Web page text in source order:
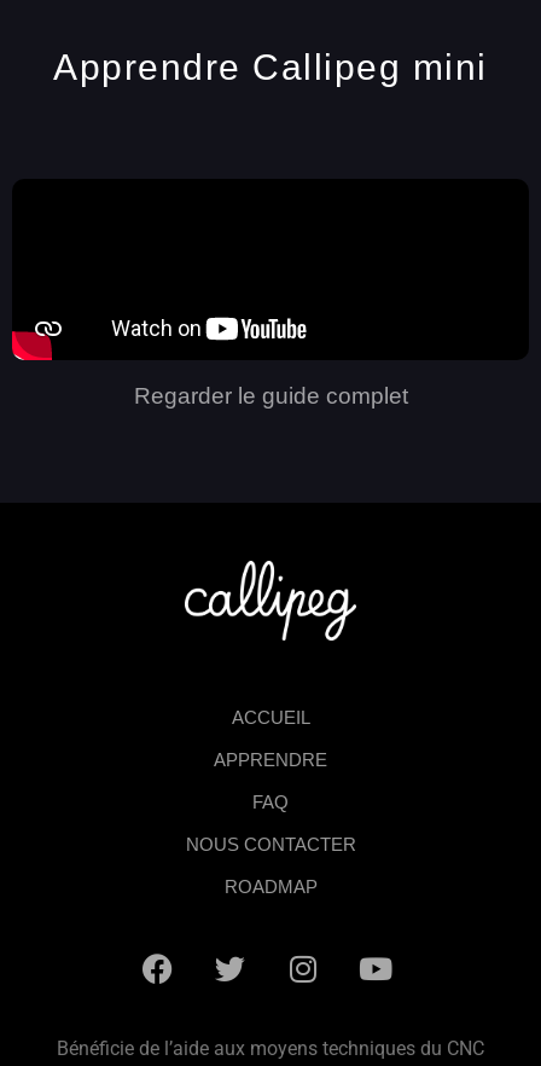
Apprendre Callipeg mini
Regarder le guide complet
ACCUEIL
APPRENDRE
FAQ
NOUS CONTACTER
ROADMAP
Bénéficie de l’aide aux moyens techniques du CNC